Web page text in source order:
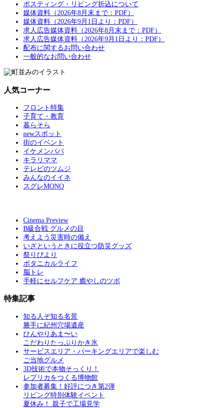
ポスティング・リビング折込について
媒体資料（2026年8月末まで：PDF）
媒体資料（2026年9月1日より：PDF）
求人広告媒体資料（2026年8月末まで：PDF）
求人広告媒体資料（2026年9月1日より：PDF）
配布に関するお問い合わせ
一般的なお問い合わせ
人気コーナー
フロント特集
子育て・教育
暮らそら
newスポット
街のイベント
イケメンパパ
キラリママ
テレビのツムジ
みんなのイイネ
スグレMONO
Cinema Preview
B級合戦 グルメの目
考えよう災害時の備え
いざというときに役立つ防災グッズ
祭りびより
ボタニカルライフ
脳トレ
手軽にセルフケア 癒やしのツボ
特集記事
知る人ぞ知る名景
勝手に紀州穴場遺産
ひんやりあま〜い
こだわりたっぷりかき氷
サービスエリア・パーキングエリアで楽しむ
ご当地グルメ
3D技術で本物そっくり！
レプリカをつくる博物館
参加者募集！好評につき第2弾
リビング特別体験イベント
夏休み！ 親子で工場見学